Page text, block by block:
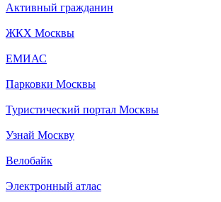
Активный гражданин
ЖКХ Москвы
ЕМИАС
Парковки Москвы
Туристический портал Москвы
Узнай Москву
Велобайк
Электронный атлас